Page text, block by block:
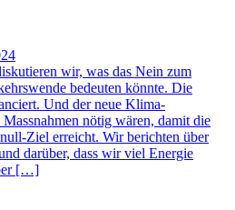
wir, was das Nein zum
bedeuten könnte. Die
Und der neue Klima-
nötig wären, damit die
Ziel erreicht. Wir berichten über
darüber, dass wir viel Energie
[…]